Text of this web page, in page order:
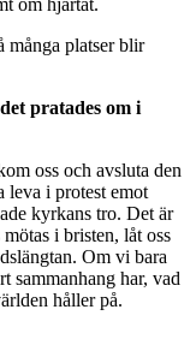
många platser blir
pratades om i
oss och avsluta den
leva i protest emot
kyrkans tro. Det är
i bristen, låt oss
Om vi bara
sammanhang har, vad
håller på.